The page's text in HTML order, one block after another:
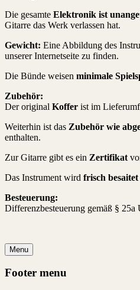
Die gesamte Elektronik ist
Gitarre das Werk verlassen hat.
Gewicht: Eine Abbildung des
unserer Internetseite zu finden.
Die Bünde weisen minimale
Zubehör:
Der original Koffer ist im
Weiterhin ist das Zubehör wie
enthalten.
Zur Gitarre gibt es ein Zertifikat
Das Instrument wird frisch besaitet
Besteuerung:
Differenzbesteuerung gemäß § 25a
Menu
Footer menu